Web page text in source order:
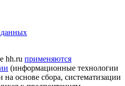
hh.ru применяются
(информационные технологии
основе сбора, систематизации